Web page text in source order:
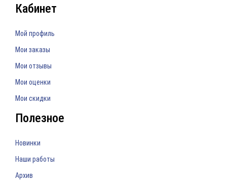
Кабинет
Мой профиль
Мои заказы
Мои отзывы
Мои оценки
Мои скидки
Полезное
Новинки
Наши работы
Архив